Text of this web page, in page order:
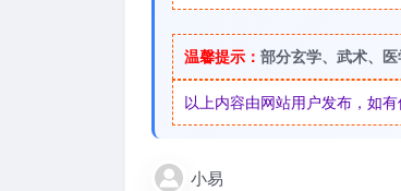
温馨提示： 部分玄学、武术、
以上内容由网站用户发布，如
小易